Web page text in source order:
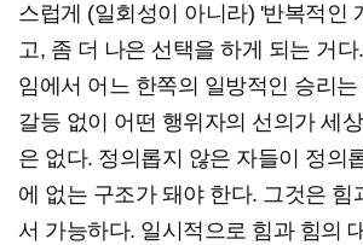
스럽게 (일회성이 아니라) '반복적인
고, 좀 더 나은 선택을 하게 되는 거다
임에서 어느 한쪽의 일방적인 승리
갈등 없이 어떤 행위자의 선의가 세
은 없다. 정의롭지 않은 자들이 정의
에 없는 구조가 돼야 한다. 그것은 힘
서 가능하다. 일시적으로 힘과 힘의